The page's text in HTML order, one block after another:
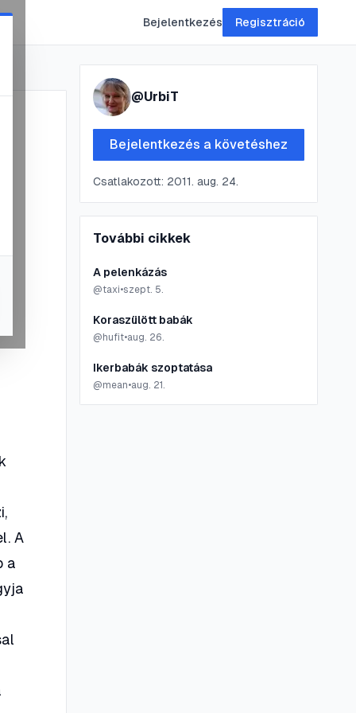
Bejelentkezés Regisztráció
A
a
@UrbiT
Bejelentkezés a követéshez
Csatlakozott: 2011. aug. 24.
További cikkek
A pelenkázás
@taxi•szept. 5.
Koraszülött babák
@ hufit•aug. 26.
Ikerbabák szoptatása
@mean•aug. 21.